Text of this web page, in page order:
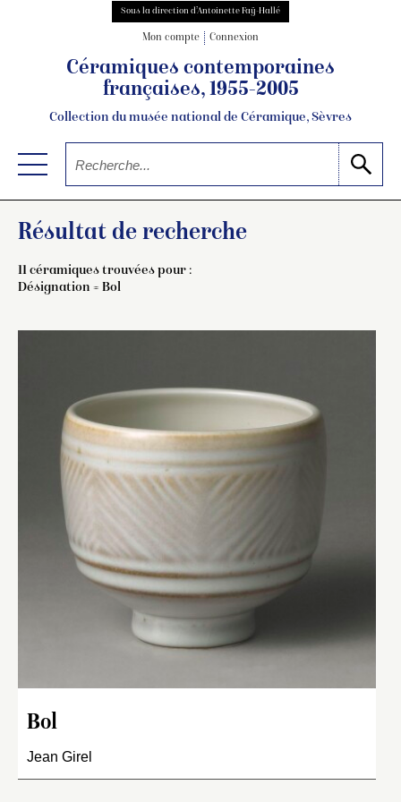
Sous la direction d’Antoinette Faÿ-Hallé
Mon compte Connexion
Céramiques contemporaines
françaises, 1955-2005
Collection du musée national de Céramique, Sèvres
Résultat de recherche
11 céramiques trouvées pour :
Désignation = Bol
Bol
Jean Girel